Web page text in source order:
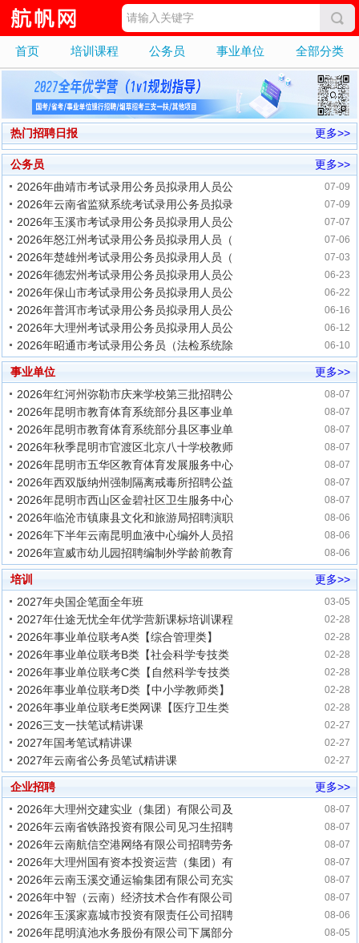
首页 培训课程 公务员 事业单位 全部分类
更多>>
热门招聘日报
更多>>
公务员
07-09
2026年曲靖市考试录用公务员拟录用人员公
07-09
2026年云南省监狱系统考试录用公务员拟录
07-07
2026年玉溪市考试录用公务员拟录用人员公
07-06
2026年怒江州考试录用公务员拟录用人员（
07-03
2026年楚雄州考试录用公务员拟录用人员（
06-23
2026年德宏州考试录用公务员拟录用人员公
06-22
2026年保山市考试录用公务员拟录用人员公
06-16
2026年普洱市考试录用公务员拟录用人员公
06-12
2026年大理州考试录用公务员拟录用人员公
06-10
2026年昭通市考试录用公务员（法检系统除
更多>>
事业单位
08-07
2026年红河州弥勒市庆来学校第三批招聘公
08-07
2026年昆明市教育体育系统部分县区事业单
08-07
2026年昆明市教育体育系统部分县区事业单
08-07
2026年秋季昆明市官渡区北京八十学校教师
08-07
2026年昆明市五华区教育体育发展服务中心
08-07
2026年西双版纳州强制隔离戒毒所招聘公益
08-07
2026年昆明市西山区金碧社区卫生服务中心
08-06
2026年临沧市镇康县文化和旅游局招聘演职
08-06
2026年下半年云南昆明血液中心编外人员招
08-06
2026年宣威市幼儿园招聘编制外学龄前教育
更多>>
培训
03-05
2027年央国企笔面全年班
02-28
2027年仕途无忧全年优学营新课标培训课程
02-28
2026年事业单位联考A类【综合管理类】
02-28
2026年事业单位联考B类【社会科学专技类
02-28
2026年事业单位联考C类【自然科学专技类
02-28
2026年事业单位联考D类【中小学教师类】
02-28
2026年事业单位联考E类网课【医疗卫生类
02-27
2026三支一扶笔试精讲课
02-27
2027年国考笔试精讲课
02-27
2027年云南省公务员笔试精讲课
更多>>
企业招聘
08-07
2026年大理州交建实业（集团）有限公司及
08-07
2026年云南省铁路投资有限公司见习生招聘
08-07
2026年云南航信空港网络有限公司招聘劳务
08-07
2026年大理州国有资本投资运营（集团）有
08-07
2026年云南玉溪交通运输集团有限公司充实
08-07
2026年中智（云南）经济技术合作有限公司
08-06
2026年玉溪家嘉城市投资有限责任公司招聘
08-05
2026年昆明滇池水务股份有限公司下属部分